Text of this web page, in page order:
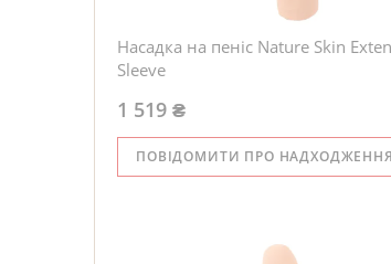
Насадка на пеніс Nature Skin
Sleeve
ПОВІДОМИТИ ПРО НАДХОДЖЕННЯ
1 519 ₴